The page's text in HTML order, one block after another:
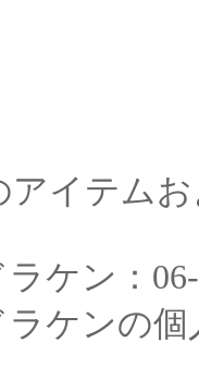
アイテム
ケン：06-
ケンの